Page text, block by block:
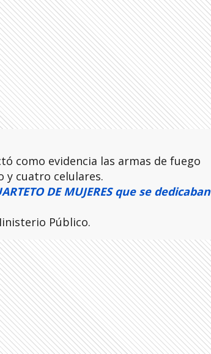
como evidencia las armas de fuego
y cuatro celulares.
DE MUJERES que se dedicaban
Público.